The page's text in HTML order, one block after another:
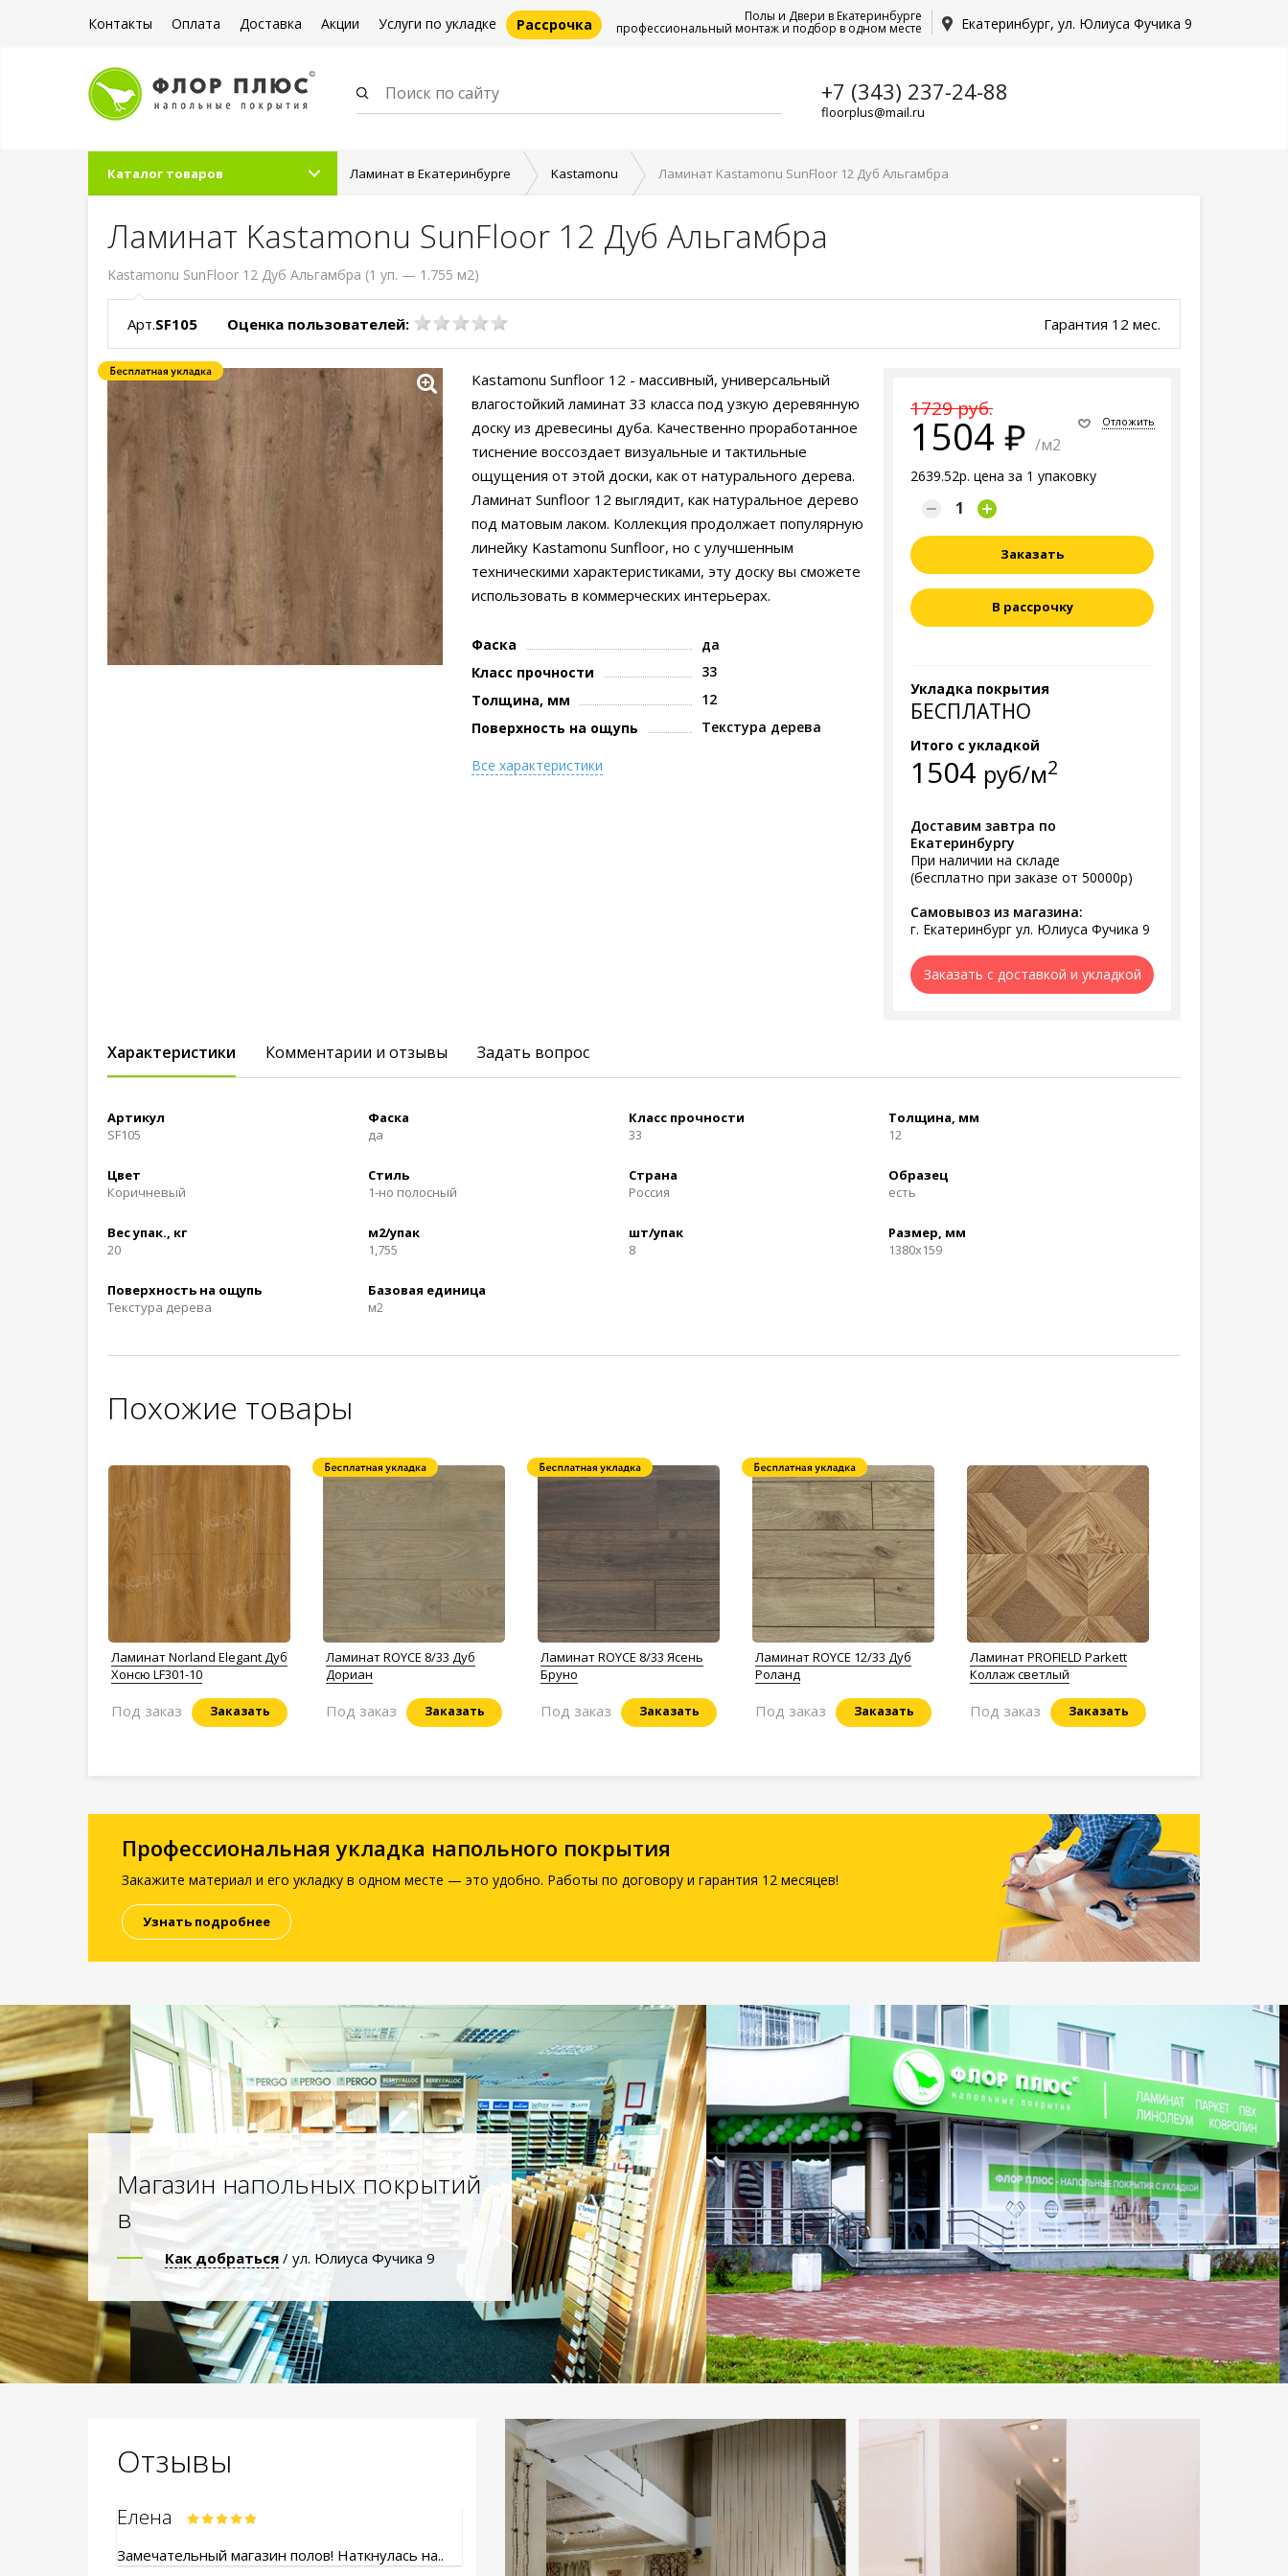
Контакты Оплата Доставка Акции Услуги по укладке Рассрочка Екатеринбург, ул. Юлиуса Фучика 9
Полы и Двери в Екатеринбурге
профессиональный монтаж и подбор в одном месте
+7 (343) 237-24-88
floorplus@mail.ru
Каталог товаров Ламинат в Екатеринбурге Kastamonu Ламинат Kastamonu SunFloor 12 Дуб Альгамбра
Ламинат Kastamonu SunFloor 12 Дуб Альгамбра
Kastamonu SunFloor 12 Дуб Альгамбра (1 уп. — 1.755 м2)
Арт.SF105 Оценка пользователей: Гарантия 12 мес.
1729 руб.
1504 /м2
2639.52р. цена за 1 упаковку
Отложить
Заказать
В рассрочку
Укладка покрытия
БЕСПЛАТНО
Итого с укладкой
1504 руб/м2
Доставим завтра по
Екатеринбургу
При наличии на складе
(бесплатно при заказе от 50000р)
Самовывоз из магазина:
г. Екатеринбург ул. Юлиуса Фучика 9
Заказать с доставкой и укладкой
Kastamonu Sunfloor 12 - массивный, универсальный
влагостойкий ламинат 33 класса под узкую деревянную
доску из древесины дуба. Качественно проработанное
тиснение воссоздает визуальные и тактильные
ощущения от этой доски, как от натурального дерева.
Ламинат Sunfloor 12 выглядит, как натуральное дерево
под матовым лаком. Коллекция продолжает популярную
линейку Kastamonu Sunfloor, но с улучшенным
техническими характеристиками, эту доску вы сможете
использовать в коммерческих интерьерах.
Фаска
да
Класс прочности
33
Толщина, мм
12
Поверхность на ощупь
Текстура дерева
Все характеристики
Характеристики Комментарии и отзывы Задать вопрос
Артикул
SF105
Фаска
да
Класс прочности
33
Толщина, мм
12
Цвет
Коричневый
Стиль
1-но полосный
Страна
Россия
Образец
есть
Вес упак., кг
20
м2/упак
1,755
шт/упак
8
Размер, мм
1380x159
Поверхность на ощупь
Текстура дерева
Базовая единица
м2
Похожие товары
Ламинат Norland Elegant Дуб
Хонсю LF301-10
Заказать
Под заказ
Ламинат ROYCE 8/33 Дуб
Дориан
Заказать
Под заказ
Ламинат ROYCE 8/33 Ясень
Бруно
Заказать
Под заказ
Ламинат ROYCE 12/33 Дуб
Роланд
Заказать
Под заказ
Ламинат PROFIELD Parkett
Коллаж светлый
Заказать
Под заказ
Профессиональная укладка напольного покрытия
Закажите материал и его укладку в одном месте — это удобно. Работы по договору и гарантия 12 месяцев!
Узнать подробнее
Магазин напольных покрытий
в
Как добраться / ул. Юлиуса Фучика 9
Отзывы
Елена
Замечательный магазин полов! Наткнулась на..